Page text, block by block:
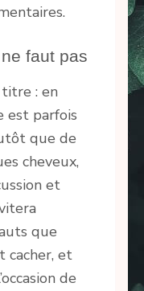
faut pas
titre : en
est parfois
que de
cheveux,
et
que
cacher, et
de